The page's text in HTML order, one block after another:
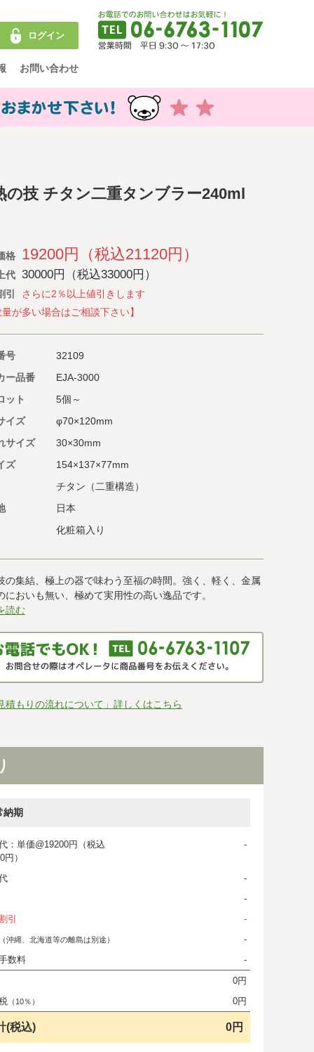
ログイン
お問い合わせ
の技 チタン二重タンブラー240ml
格 19200円（税込21120円）
代 30000円（税込33000円）
引
さらに2％以上値引きします
が多い場合はご相談下さい】
号
32109
ー品番
EJA-3000
ット
5個～
イズ
φ70×120mm
サイズ
30×30mm
ズ
154×137×77mm
チタン（二重構造）
日本
化粧箱入り
の集結、極上の器で味わう至福の時間。強く、軽く、金属
においも無い、極めて実用性の高い逸品です。
読む
積もりの流れについて」詳しくはこちら
納期
：単価@19200円（税込
円）
-
-
-
引
-
沖縄、北海道等の離島は別途）
-
数料
-
0円
（10％） 0円
(税込) 0円